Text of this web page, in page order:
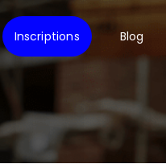
Inscriptions Blog